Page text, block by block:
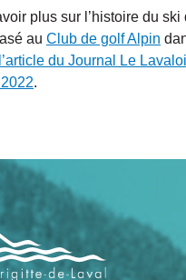
plus sur l’histoire du ski
au Club de golf Alpin
l’article du Journal Le
.